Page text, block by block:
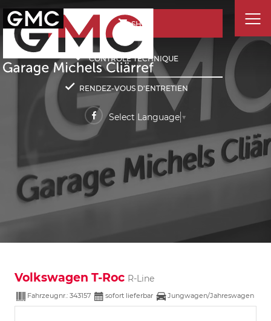
SHOP
CONTRÔLE TECHNIQUE
RENDEZ-VOUS D'ENTRETIEN
Select Language ▼
Volkswagen T-Roc R-Line
Fahrzeugnr.: 343157 sofort lieferbar Jungwagen/Jahreswagen